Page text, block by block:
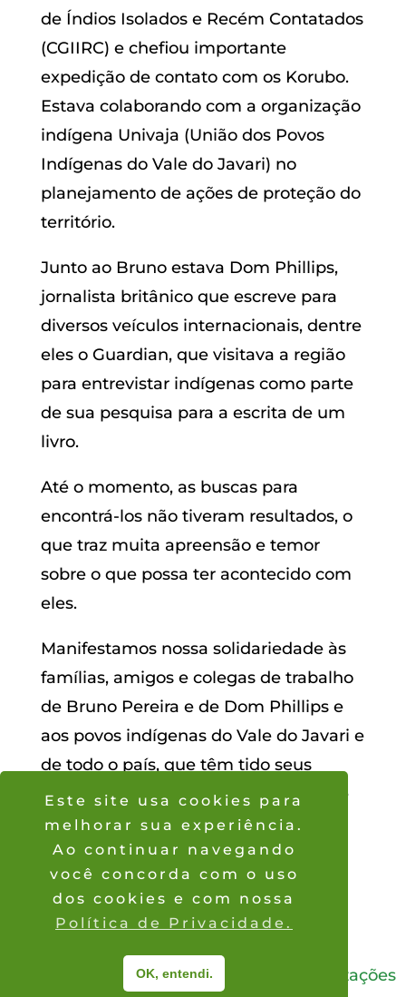
de Índios Isolados e Recém Contatados
(CGIIRC) e chefiou importante
expedição de contato com os Korubo.
Estava colaborando com a organização
indígena Univaja (União dos Povos
Indígenas do Vale do Javari) no
planejamento de ações de proteção do
território.
Junto ao Bruno estava Dom Phillips,
jornalista britânico que escreve para
diversos veículos internacionais, dentre
eles o Guardian, que visitava a região
para entrevistar indígenas como parte
de sua pesquisa para a escrita de um
livro.
Até o momento, as buscas para
encontrá-los não tiveram resultados, o
que traz muita apreensão e temor
sobre o que possa ter acontecido com
eles.
Manifestamos nossa solidariedade às
famílias, amigos e colegas de trabalho
de Bruno Pereira e de Dom Phillips e
aos povos indígenas do Vale do Javari e
de todo o país, que têm tido seus
territórios e vidas sistematicamente e
constantemente ameaçados.
Campanha Isolados ou Dizimados
10 de junho de 2022
® © Coordenação das Organizações
Este site usa cookies para
melhorar sua experiência.
Ao continuar navegando
você concorda com o uso
dos cookies e com nossa
Política de Privacidade.
OK, entendi.